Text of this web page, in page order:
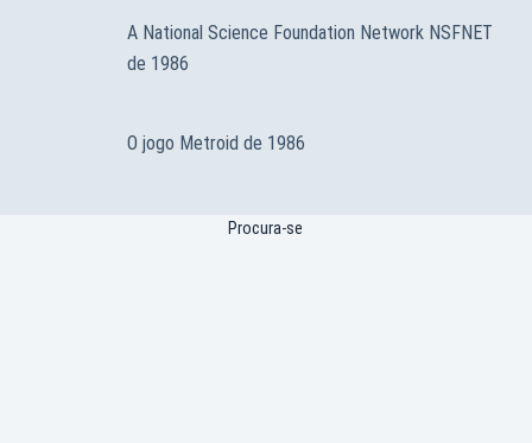
A National Science Foundation Network NSFNET
de 1986
O jogo Metroid de 1986
Procura-se